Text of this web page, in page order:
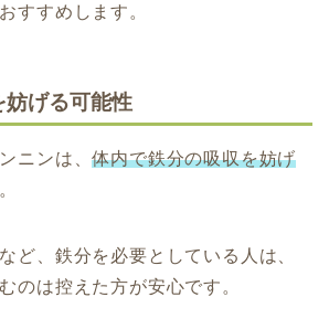
すすめします。
げる可能性
ニンは、体内で鉄分の吸収を妨げ
ど、鉄分を必要としている人は、
のは控えた方が安心です。